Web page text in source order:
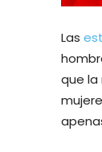
Las
que la